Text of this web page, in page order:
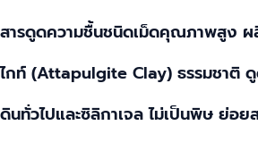
สารดูดความชื้นชนิดเม็ดคุณภาพสูง
ไกท์ (Attapulgite Clay) ธรรมชาติ
ดินทั่วไปและซิลิกาเจล ไม่เป็นพิษ ย่อย